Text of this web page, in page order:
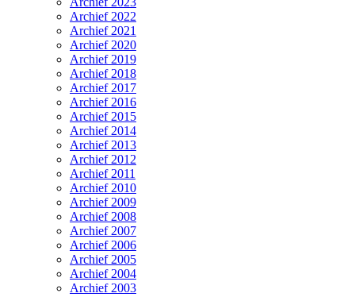
Archief 2022
Archief 2021
Archief 2020
Archief 2019
Archief 2018
Archief 2017
Archief 2016
Archief 2015
Archief 2014
Archief 2013
Archief 2012
Archief 2011
Archief 2010
Archief 2009
Archief 2008
Archief 2007
Archief 2006
Archief 2005
Archief 2004
Archief 2003